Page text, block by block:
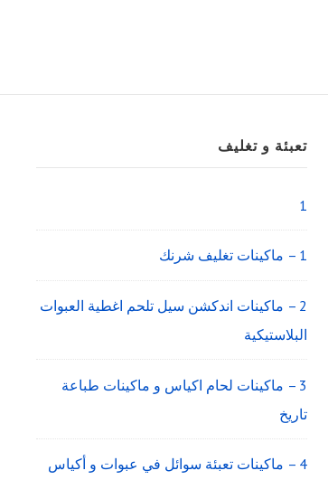
Sidebar
Widget
Area
تعبئة و تغليف
1
1 – ماكينات تغليف شرنك
2 – ماكينات اندكشن سيل تلحم اغطية العبوات
البلاستيكية
3 – ماكينات لحام اكياس و ماكينات طباعة
تاريخ
4 – ماكينات تعبئة سوائل في عبوات و أكياس